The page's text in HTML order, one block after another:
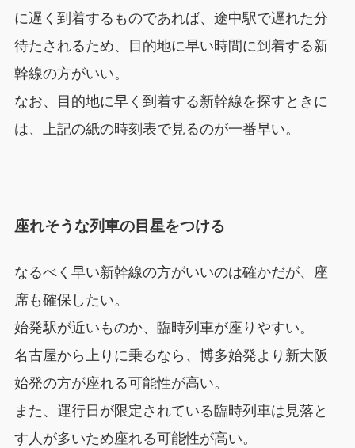
に遅く到着するものであれば、途中駅で遅れた分
待たされるため、目的地に早い時間に到着する新
幹線の方がいい。
なお、目的地に早く到着する新幹線を探すときに
は、上記の紙の時刻表で見るのが一番早い。
座れそうな列車の目星をつける
なるべく早い新幹線の方がいいのは確かだが、座
席も確保したい。
始発駅が近いものか、臨時列車が座りやすい。
名古屋から上りに乗るなら、博多始発より新大阪
始発の方が座れる可能性が高い。
また、運行日が限定されている臨時列車は見落と
す人が多いため座れる可能性が高い。